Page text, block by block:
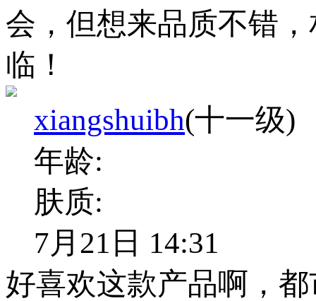
会，但想来品质不错
临！
xiangshuibh(十一级)
年龄:
肤质:
7月21日 14:31
好喜欢这款产品啊，